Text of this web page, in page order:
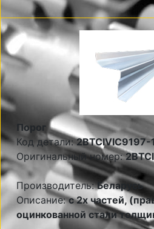
Порог
Код детали:2BTCIVIC9197-
Оригинальный номер:
Производитель:Беларусь
Описание:с 2х частей,
оцинкованной стали